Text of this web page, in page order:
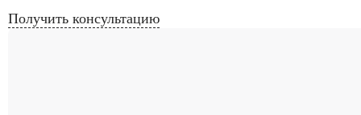
Получить консультацию